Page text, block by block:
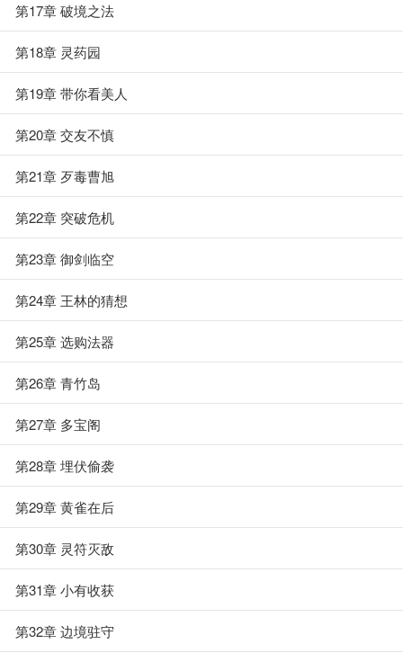
第17章 破境之法
第18章 灵药园
第19章 带你看美人
第20章 交友不慎
第21章 歹毒曹旭
第22章 突破危机
第23章 御剑临空
第24章 王林的猜想
第25章 选购法器
第26章 青竹岛
第27章 多宝阁
第28章 埋伏偷袭
第29章 黄雀在后
第30章 灵符灭敌
第31章 小有收获
第32章 边境驻守